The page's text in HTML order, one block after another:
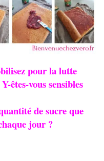
pour la lutte
êtes-vous sensibles
de sucre que
jour ?